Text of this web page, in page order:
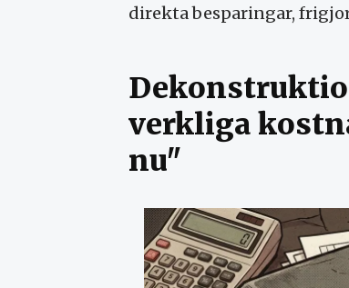
direkta besparingar,
verkliga
nu"